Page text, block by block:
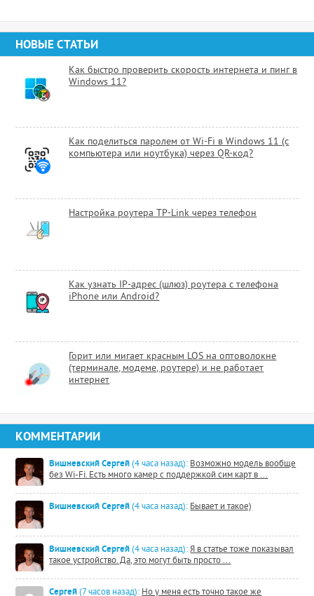
НОВЫЕ СТАТЬИ
Как быстро проверить скорость интернета и пинг в
Windows 11?
Как поделиться паролем от Wi-Fi в Windows 11 (с
компьютера или ноутбука) через QR-код?
Настройка роутера TP-Link через телефон
Как узнать IP-адрес (шлюз) роутера с телефона
iPhone или Android?
Горит или мигает красным LOS на оптоволокне
(терминале, модеме, роутере) и не работает
интернет
КОММЕНТАРИИ
Вишневский Сергей (4 часа назад): Возможно модель вообще
без Wi-Fi. Есть много камер с поддержкой сим карт в ...
Вишневский Сергей (4 часа назад): Бывает и такое)
Вишневский Сергей (4 часа назад): Я в статье тоже показывал
такое устройство. Да, это могут быть просто ...
Сергей (7 часов назад): Но у меня есть точно такое же